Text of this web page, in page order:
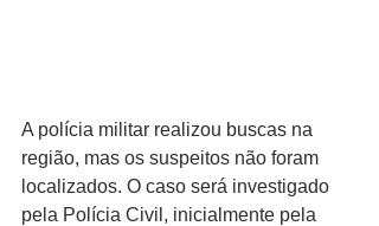
A polícia militar realizou buscas na
região, mas os suspeitos não foram
localizados. O caso será investigado
pela Polícia Civil, inicialmente pela